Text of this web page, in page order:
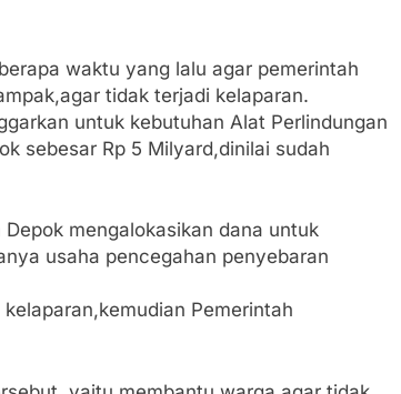
waktu yang lalu agar pemerintah
tidak terjadi kelaparan.
untuk kebutuhan Alat Perlindungan
sebesar Rp 5 Milyard,dinilai sudah
mengalokasikan dana untuk
usaha pencegahan penyebaran
Pemerintah